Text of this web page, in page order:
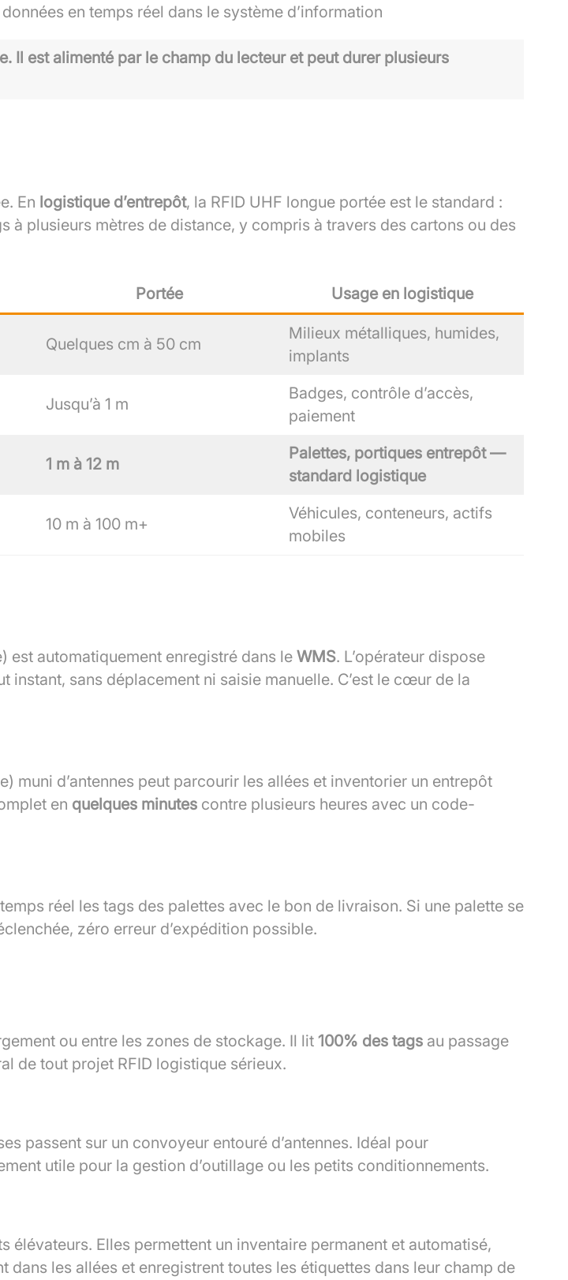
en temps réel dans le système d’information
Il est alimenté par le champ du lecteur et peut durer plusieurs
En logistique d’entrepôt, la RFID UHF longue portée est le standard :
à plusieurs mètres de distance, y compris à travers des cartons ou des
Portée Usage en logistique
Quelques cm à 50 cm
Milieux métalliques, humides,
implants
Jusqu’à 1 m
Badges, contrôle d’accès,
paiement
1 m à 12 m
Palettes, portiques entrepôt —
standard logistique
10 m à 100 m+
Véhicules, conteneurs, actifs
mobiles
est automatiquement enregistré dans le WMS. L’opérateur dispose
instant, sans déplacement ni saisie manuelle. C’est le cœur de la
muni d’antennes peut parcourir les allées et inventorier un entrepôt
en quelques minutes contre plusieurs heures avec un code-
réel les tags des palettes avec le bon de livraison. Si une palette se
zéro erreur d’expédition possible.
ou entre les zones de stockage. Il lit 100% des tags au passage
de tout projet RFID logistique sérieux.
passent sur un convoyeur entouré d’antennes. Idéal pour
utile pour la gestion d’outillage ou les petits conditionnements.
élévateurs. Elles permettent un inventaire permanent et automatisé,
dans les allées et enregistrent toutes les étiquettes dans leur champ de